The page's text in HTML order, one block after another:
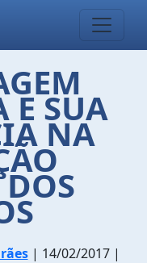
E SUA
NA
| 14/02/2017 |